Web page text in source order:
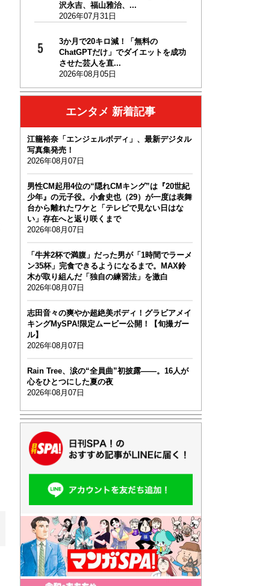
沢永吉、福山雅治、...
2026年07月31日
3か月で20キロ減！「無料の
ChatGPTだけ」でダイエットを成功
させた芸人を直...
2026年08月05日
エンタメ 新着記事
江籠裕奈「エンジェルボディ」、最新デジタル
写真集発売！
2026年08月07日
男性CM起用4位の“隠れCMキング”は『20世紀
少年』の元子役。小倉史也（29）が一度は表舞
台から離れたワケと「テレビで見ない日はな
い」存在へと返り咲くまで
2026年08月07日
「牛丼2杯で満腹」だった男が「1時間でラーメ
ン35杯」完食できるようになるまで。MAX鈴
木が取り組んだ「独自の練習法」を激白
2026年08月07日
志田音々の爽やか超絶美ボディ！グラビアメイ
キングMySPA!限定ムービー公開！【旬撮ガー
ル】
2026年08月07日
Rain Tree、涙の“全員曲”初披露――。16人が
心をひとつにした夏の夜
2026年08月07日